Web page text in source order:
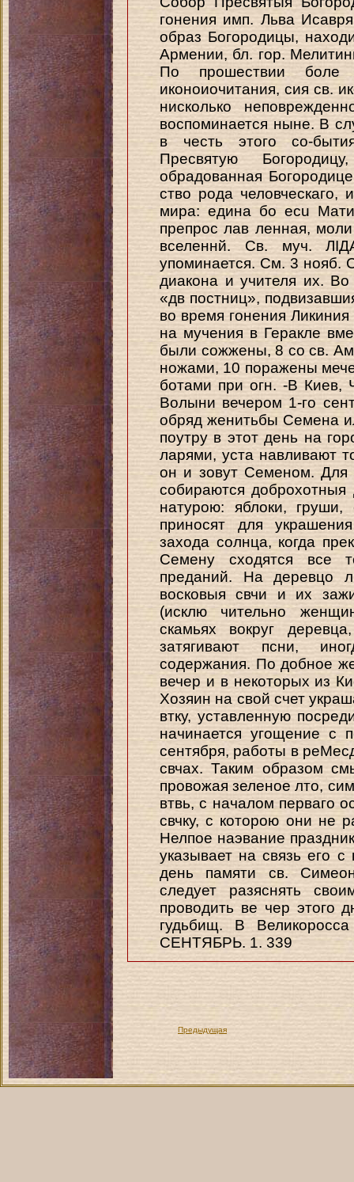
гонения имп. Льва
образ Богородицы,
Армении, бл. гор.
По прошествии боле
иконоиочитания, сия св.
нисколько
воспоминается ныне. В
в честь этого со-
Пресвятую
обрадованная
ство рода человческаго,
мира: едина бо ecu
препрос лав ленная,
вселеннй. Св. муч.
упоминается. См. 3 нояб.
диакона и учителя их.
«дв постниц»,
во время гонения
на мучения в Геракле
были сожжены, 8 со св.
ножами, 10 поражены
ботами при огн. -В Киев,
Волыни вечером 1-го
обряд женитьбы Семена
поутру в этот день на
ларями, уста навливают
он и зовут Семеном. Для
собираются
натурою: яблоки,
приносят для
захода солнца, когда
Семену сходятся все
преданий. На деревцо
восковыя свчи и их
(исклю чительно
скамьях вокруг
затягивают псни,
содержания. По добное
вечер и в некоторых из
Хозяин на свой счет
втку, уставленную
начинается угощение с
сентября, работы в
свчах. Таким образом
провожая зеленое лто,
втвь, с началом перваго
свчку, с которою они не
Нелпое наэвание
указывает на связь его
день памяти св.
следует разяснять
проводить ве чер этого
гудьбищ. В
СЕНТЯБРЬ. 1. 339
Предыдущая